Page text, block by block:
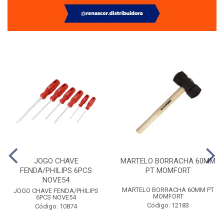
JOGO CHAVE
FENDA/PHILIPS 6PCS
NOVE54
JOGO CHAVE FENDA/PHILIPS
6PCS NOVE54
Código: 10874
MARTELO BORRACHA 60MM
PT MOMFORT
MARTELO BORRACHA 60MM PT
MOMFORT
Código: 12183